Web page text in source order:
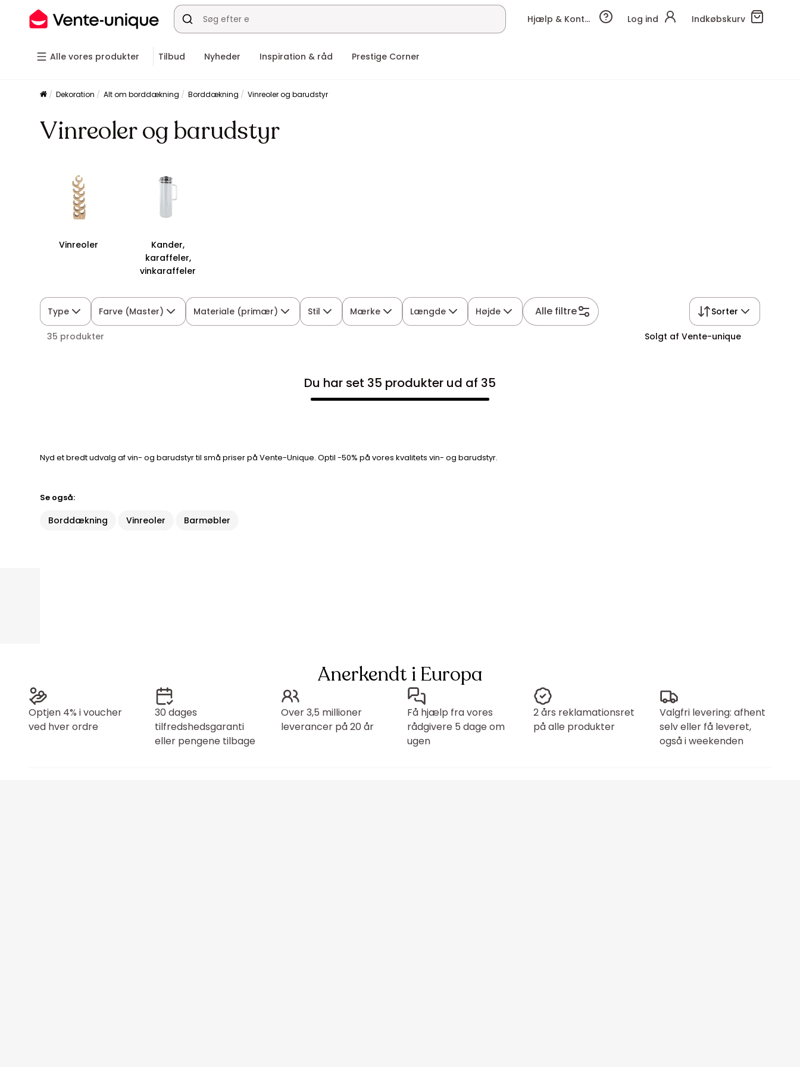
Hjælp & Kontakt Log ind Indkøbskurv
Alle vores produkter Tilbud Nyheder Inspiration & råd Prestige Corner
Dekoration Alt om borddækning Borddækning Vinreoler og barudstyr
Vinreoler og barudstyr
Vinreoler
Kander,
karaffeler,
vinkaraffeler
Type Farve (Master) Materiale (primær) Stil Mærke Længde Højde Alle filtre Sorter
35 produkter Solgt af Vente-unique
Du har set 35 produkter ud af 35
Nyd et bredt udvalg af vin- og barudstyr til små priser på Vente-Unique. Optil -50% på vores kvalitets vin- og barudstyr.
Se også:
Borddækning Vinreoler Barmøbler
Anerkendt i Europa
Optjen 4% i voucher
ved hver ordre
30 dages
tilfredshedsgaranti
eller pengene tilbage
Over 3,5 millioner
leverancer på 20 år
Få hjælp fra vores
rådgivere 5 dage om
ugen
2 års reklamationsret
på alle produkter
Valgfri levering: afhent
selv eller få leveret,
også i weekenden